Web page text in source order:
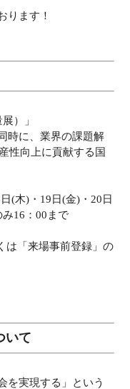
ります！
）」
時に、業界の課題解
性向上に貢献する国
(木)・19日(金)・20日
16：00まで
は「来場事前登録」の
いて
を実現する」という